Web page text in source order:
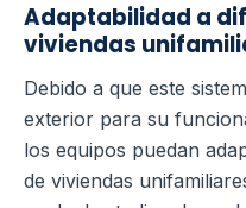
Adaptabilidad a
viviendas
Debido a que este
exterior para su
los equipos puedan
de viviendas